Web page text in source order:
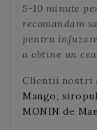
5-10 minute
recomandam
pentru
a obtine un
Clientii nostri
Mango,
MONIN de